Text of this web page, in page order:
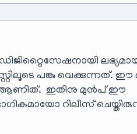
പങ്കു വെക്കുന്നത്. ഈ
ആണിത്. ഇതിനു മുൻപ് ഈ
റിലീസ്